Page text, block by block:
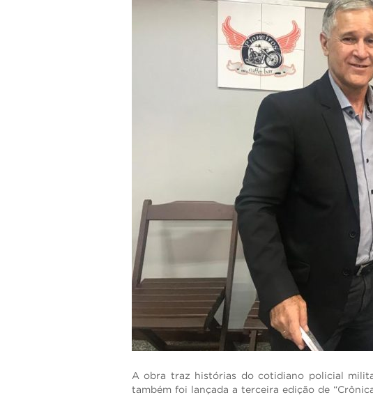
A obra traz histórias do cotidiano policial
também foi lançada a terceira edição de
ENVIAR